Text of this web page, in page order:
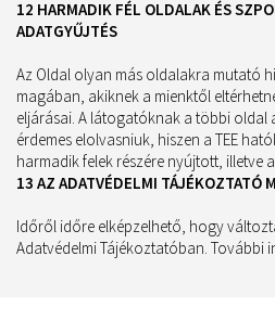
12 HARMADIK FÉL OLDALAK ÉS
ADATGYŰJTÉS
Az Oldal olyan más oldalakra mutató
magában, akiknek a mienktől
eljárásai. A látogatóknak a többi oldal
érdemes elolvasniuk, hiszen a TEE
harmadik felek részére nyújtott, illetve
13 AZ ADATVÉDELMI TÁJÉKOZTATÓ
Időről időre elképzelhető, hogy
Adatvédelmi Tájékoztatóban. További